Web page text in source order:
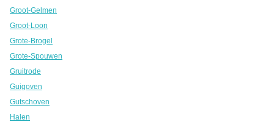
Groot-Gelmen
Groot-Loon
Grote-Brogel
Grote-Spouwen
Gruitrode
Guigoven
Gutschoven
Halen